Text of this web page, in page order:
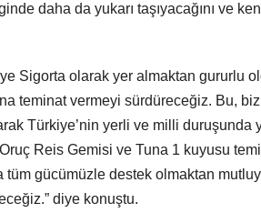
daha da yukarı taşıyacağını ve
Sigorta olarak yer almaktan gururlu
teminat vermeyi sürdüreceğiz. Bu,
Türkiye’nin yerli ve milli duruşunda
Reis Gemisi ve Tuna 1 kuyusu
tüm gücümüzle destek olmaktan
diye konuştu.